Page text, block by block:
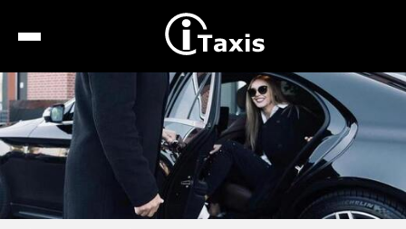
Recherche
Calcul de tarif
Taxis conventionnés
Espace pro